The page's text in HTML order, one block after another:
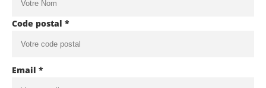
Code postal *
Email *